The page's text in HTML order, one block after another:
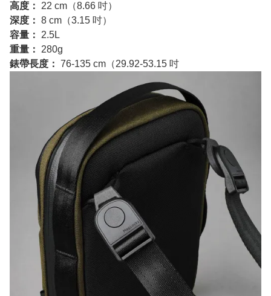
高度： 22 cm（8.66 吋）
深度： 8 cm（3.15 吋）
容量： 2.5L
重量： 280g
錶帶長度： 76-135 cm（29.92-53.15 吋